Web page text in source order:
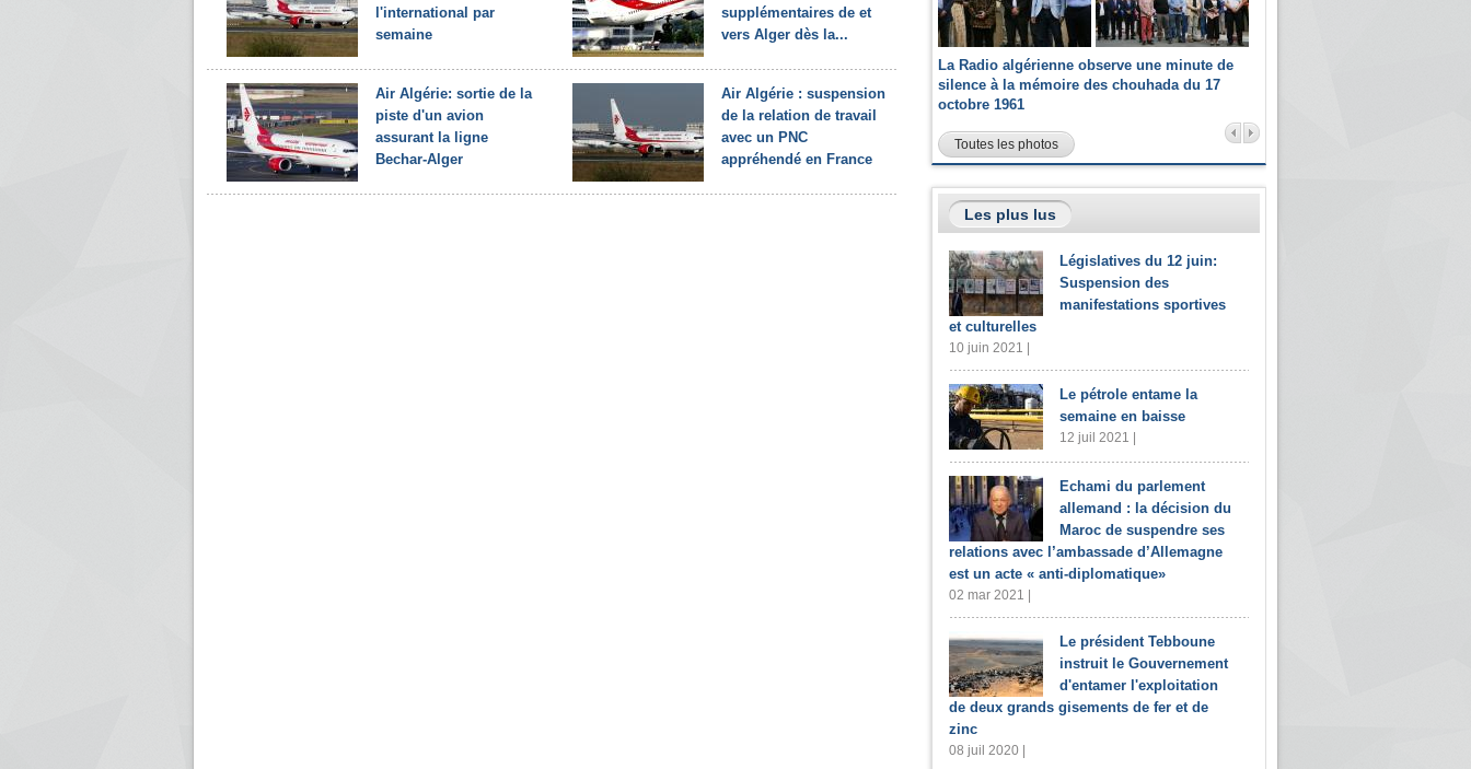
l'international par
semaine
supplémentaires de et
vers Alger dès la...
Air Algérie: sortie de la
piste d'un avion
assurant la ligne
Bechar-Alger
Air Algérie : suspension
de la relation de travail
avec un PNC
appréhendé en France
La Radio algérienne observe une minute de
silence à la mémoire des chouhada du 17
octobre 1961
Toutes les photos
Les plus lus
Législatives du 12 juin:
Suspension des
manifestations sportives
et culturelles
10 juin 2021 |
Le pétrole entame la
semaine en baisse
12 juil 2021 |
Echami du parlement
allemand : la décision du
Maroc de suspendre ses
relations avec l’ambassade d’Allemagne
est un acte « anti-diplomatique»
02 mar 2021 |
Le président Tebboune
instruit le Gouvernement
d'entamer l'exploitation
de deux grands gisements de fer et de
zinc
08 juil 2020 |